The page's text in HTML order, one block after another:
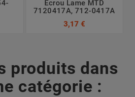
Ecrou Lame MTD
7120417A, 712-0417A
3,17 €
produits dans
catégorie :